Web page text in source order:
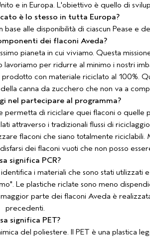
e in Europa. L'obiettivo è quello di
è lo stesso in tutta Europa?
alle disponibilità di ciascun Pease e
dei flaconi Aveda?
pianeta in cui viviamo. Questa
per ridurre al minimo i nostri
con materiale riciclato al 100%.
canna da zucchero che non va a
nel partecipare al programma?
di riciclare quei flaconi o quelle
attraverso i tradizionali flussi di
flaconi che siano totalmente
dei flaconi vuoti che non posso
significa PCR?
i materiali che sono stati
Le plastiche riclate sono meno
parte dei flaconi Aveda è
precedenti.
significa PET?
del poliestere. Il PET è una plastica